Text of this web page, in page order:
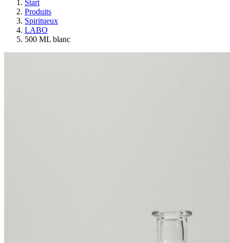
Start
Produits
Spiritueux
LABO
500 ML blanc